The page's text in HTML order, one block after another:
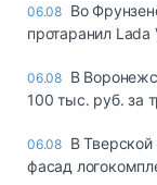
06.08 Во
протаранил Lada
06.08 В
100 тыс. руб. за
06.08 В
фасад